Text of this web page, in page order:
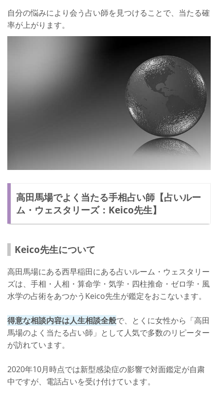
自分の悩みにより会う占い師を見つけることで、当たる確
率が上がります。
高田馬場でよく当たる手相占い師【占いルー
ム・ウェスタリーズ：Keico先生】
Keico先生について
高田馬場にある西早稲田にある占いルーム・ウェスタリー
ズは、手相・人相・算命学・気学・四柱推命・ゼロ学・風
水学の占術をあつかうKeico先生が鑑定をおこないます。
得意な相談内容は人生相談全般で、とくに女性から「高田
馬場のよく当たる占い師」として人気で多数のリピーター
が訪れています。
2020年10月時点では新型感染症の影響で対面鑑定が自粛
中ですが、電話占いを受け付けています。